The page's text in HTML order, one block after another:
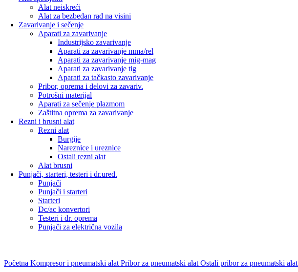
Alat neiskreći
Alat za bezbedan rad na visini
Zavarivanje i sečenje
Aparati za zavarivanje
Industrijsko zavarivanje
Aparati za zavarivanje mma/rel
Aparati za zavarivanje mig-mag
Aparati za zavarivanje tig
Aparati za tačkasto zavarivanje
Pribor, oprema i delovi za zavariv.
Potrošni materijal
Aparati za sečenje plazmom
Zaštitna oprema za zavarivanje
Rezni i brusni alat
Rezni alat
Burgije
Nareznice i ureznice
Ostali rezni alat
Alat brusni
Punjači, starteri, testeri i dr.uređ.
Punjači
Punjači i starteri
Starteri
Dc/ac konvertori
Testeri i dr. oprema
Punjači za električna vozila
Početna Kompresor i pneumatski alat Pribor za pneumatski alat Ostali pribor za pneumatski alat